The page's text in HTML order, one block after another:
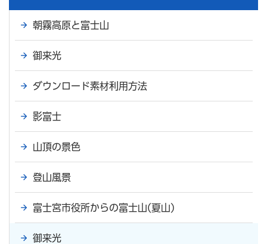
朝霧高原と富士山
御来光
ダウンロード素材利用方法
影富士
山頂の景色
登山風景
富士宮市役所からの富士山(夏山)
御来光